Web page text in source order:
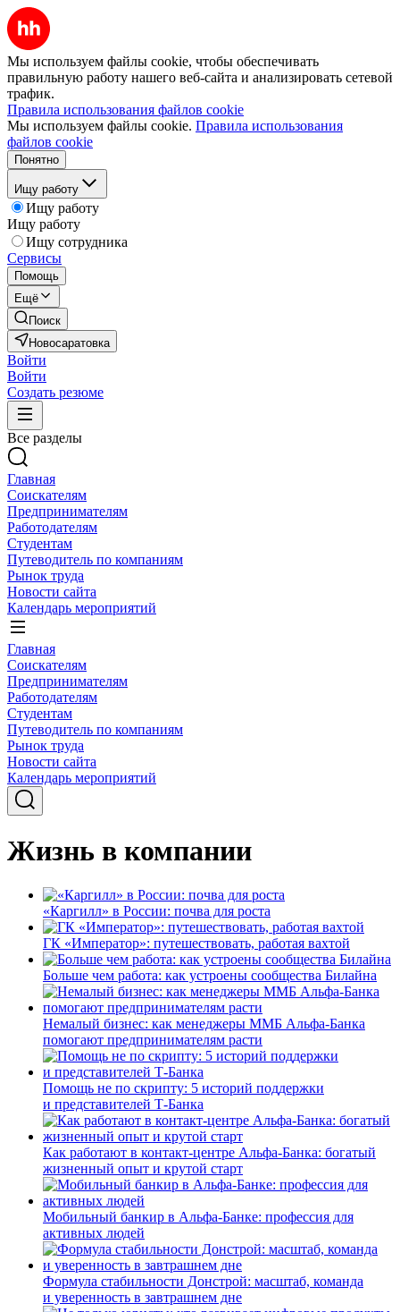
Мы используем файлы cookie, чтобы обеспечивать
правильную работу нашего веб-сайта и анализировать сетевой
трафик.
Правила использования файлов cookie
Мы используем файлы cookie. Правила использования
файлов cookie
Понятно
Ищу работу
Ищу работу
Ищу работу
Ищу сотрудника
Сервисы
Помощь
Ещё
Поиск
Новосаратовка
Войти
Войти
Создать резюме
Все разделы
Главная
Соискателям
Предпринимателям
Работодателям
Студентам
Путеводитель по компаниям
Рынок труда
Новости сайта
Календарь мероприятий
Главная
Соискателям
Предпринимателям
Работодателям
Студентам
Путеводитель по компаниям
Рынок труда
Новости сайта
Календарь мероприятий
Жизнь в компании
«Каргилл» в России: почва для роста
ГК «Император»: путешествовать, работая вахтой
Больше чем работа: как устроены сообщества Билайна
Немалый бизнес: как менеджеры ММБ Альфа-Банка
помогают предпринимателям расти
Помощь не по скрипту: 5 историй поддержки
и представителей Т-Банка
Как работают в контакт-центре Альфа-Банка: богатый
жизненный опыт и крутой старт
Мобильный банкир в Альфа-Банке: профессия для
активных людей
Формула стабильности Донстрой: масштаб, команда
и уверенность в завтрашнем дне